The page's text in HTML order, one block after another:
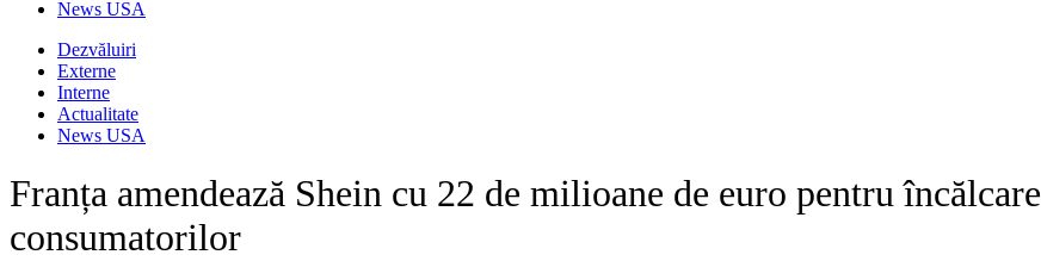
News USA
Dezvăluiri
Externe
Interne
Actualitate
News USA
Franța amendează Shein cu 22 de milioane de euro pentru
consumatorilor